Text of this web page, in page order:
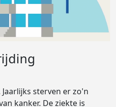
sterven er zo'n
kanker. De ziekte is